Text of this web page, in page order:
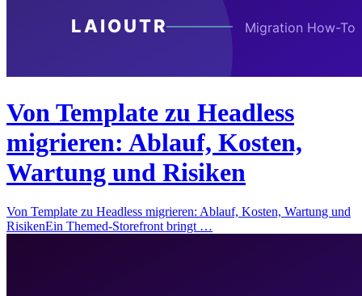
Von Template zu Headless
migrieren: Ablauf, Kosten,
Wartung und Risiken
Von Template zu Headless migrieren: Ablauf, Kosten, Wartung und
RisikenEin Themed-Storefront bringt …